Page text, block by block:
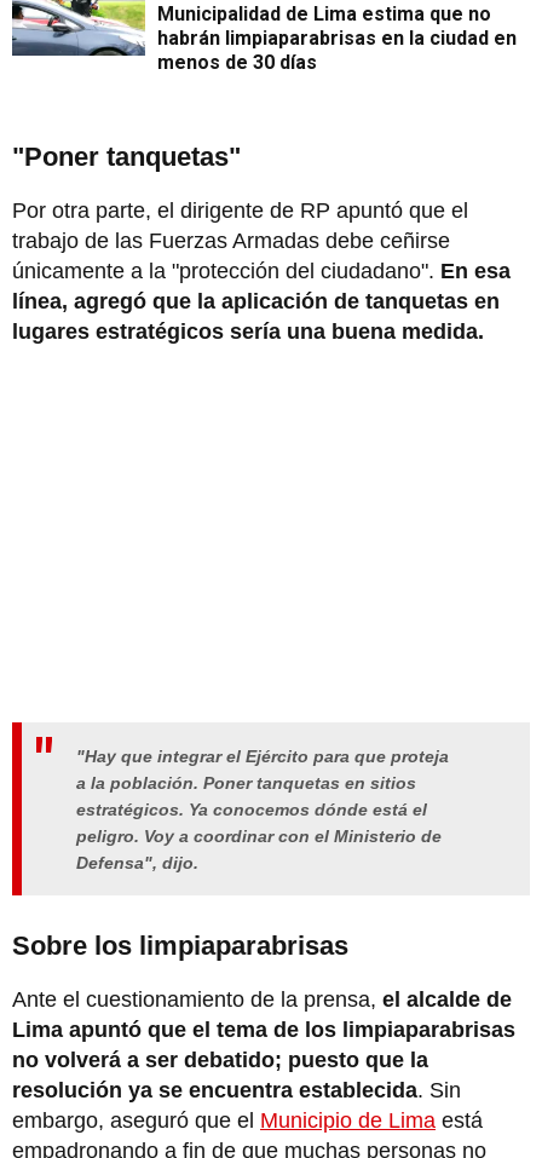
Municipalidad de Lima estima que no
habrán limpiaparabrisas en la ciudad en
menos de 30 días
"Poner tanquetas"
Por otra parte, el dirigente de RP apuntó que el
trabajo de las Fuerzas Armadas debe ceñirse
únicamente a la "protección del ciudadano". En esa
línea, agregó que la aplicación de tanquetas en
lugares estratégicos sería una buena medida.
"Hay que integrar el Ejército para que proteja
a la población. Poner tanquetas en sitios
estratégicos. Ya conocemos dónde está el
peligro. Voy a coordinar con el Ministerio de
Defensa", dijo.
Sobre los limpiaparabrisas
Ante el cuestionamiento de la prensa, el alcalde de
Lima apuntó que el tema de los limpiaparabrisas
no volverá a ser debatido; puesto que la
resolución ya se encuentra establecida. Sin
embargo, aseguró que el Municipio de Lima está
empadronando a fin de que muchas personas no